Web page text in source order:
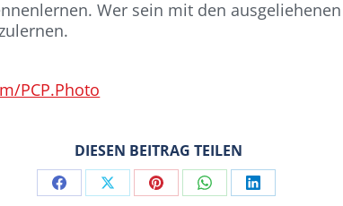
Wer sein mit den
PCP.Photo
DIESEN BEITRAG TEILEN
Share Share Share Share Share